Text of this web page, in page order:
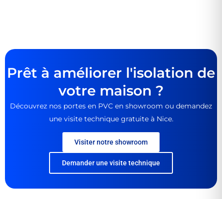
Prêt à améliorer l'isolation de
votre maison ?
Découvrez nos portes en PVC en showroom ou demandez
une visite technique gratuite à Nice.
Visiter notre showroom
Demander une visite technique